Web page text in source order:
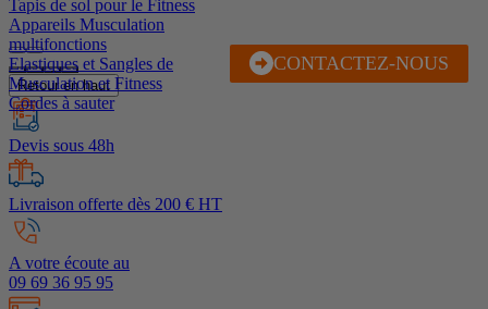
J'EN PROFITE
CONTACTEZ-NOUS
Tapis de sol pour le Fitness
Appareils Musculation
multifonctions
Elastiques et Sangles de
Musculation et Fitness
Cordes à sauter
Retour en haut
Devis sous 48h
Livraison offerte dès 200 € HT
A votre écoute au
09 69 36 95 95